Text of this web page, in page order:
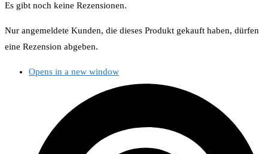
Es gibt noch keine Rezensionen.
Nur angemeldete Kunden, die dieses Produkt gekauft haben, dürfen
eine Rezension abgeben.
Opens in a new window